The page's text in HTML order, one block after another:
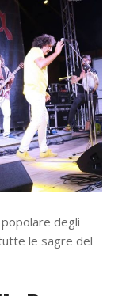
degli
le sagre del